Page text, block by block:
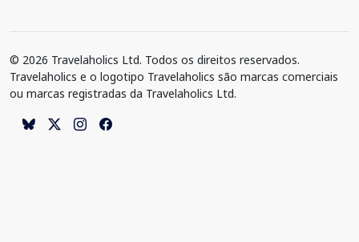
© 2026 Travelaholics Ltd. Todos os direitos reservados.
Travelaholics e o logotipo Travelaholics são marcas comerciais
ou marcas registradas da Travelaholics Ltd.